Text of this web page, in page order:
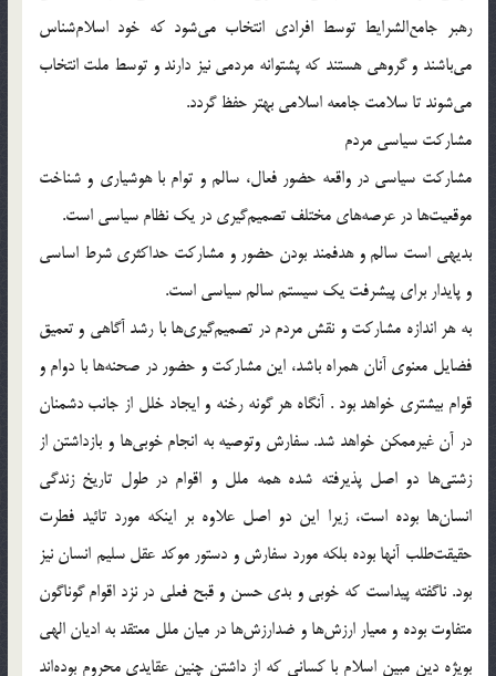
رهبر جامع‌الشرايط توسط افرادى انتخاب مى‌شود که خود اسلام‌شناس
مى‌باشند و گروهى هستند که پشتوانه مردمى نيز دارند و توسط ملت انتخاب
مى‌شوند تا سلامت جامعه اسلامى بهتر حفظ گردد.
مشارکت سياسى مردم
مشارکت سياسى در واقعه حضور فعال، سالم و توام با هوشيارى و شناخت
موقعيت‌ها در عرصه‌هاى مختلف تصميم‌گيرى در يک نظام سياسى است.
بديهى است سالم و هدفمند بودن حضور و مشارکت حداکثرى شرط اساسى
و پايدار براى پيشرفت يک سيستم سالم سياسى است.
به هر اندازه مشارکت و نقش مردم در تصميم‌گيرى‌ها با رشد آگاهى و تعميق
فضايل معنوى آنان همراه باشد، اين مشارکت و حضور در صحنه‌ها با دوام و
قوام بيشترى خواهد بود . آنگاه هر گونه رخنه و ايجاد خلل از جانب دشمنان
در آن غيرممکن خواهد شد. سفارش وتوصيه به انجام خوبى‌ها و بازداشتن از
زشتى‌ها دو اصل پذيرفته شده همه ملل و اقوام در طول تاريخ زندگى
انسان‌ها بوده است، زيرا اين دو اصل علاوه بر اينکه مورد تائيد فطرت
حقيقت‌طلب آنها بوده بلکه مورد سفارش و دستور موکد عقل سليم انسان نيز
بود. ناگفته پيداست که خوبى و بدى حسن و قبح فعلى در نزد اقوام گوناگون
متفاوت بوده و معيار ارزش‌ها و ضدارزش‌ها در ميان ملل معتقد به اديان الهى
بويژه دين مبين اسلام با کسانى که از داشتن چنين عقايدى محروم بوده‌اند